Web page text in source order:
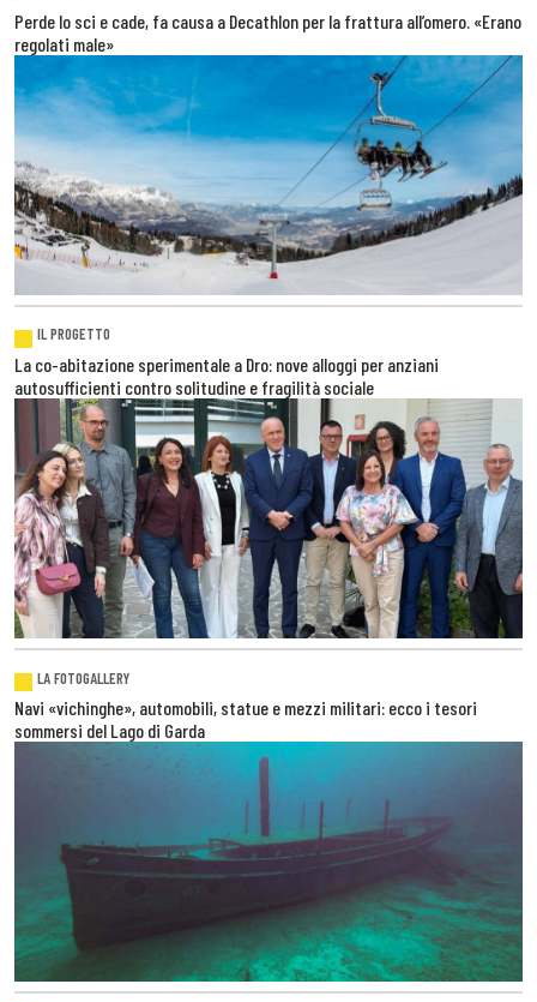
Perde lo sci e cade, fa causa a Decathlon per la frattura all’omero. «Erano
regolati male»
IL PROGETTO
La co-abitazione sperimentale a Dro: nove alloggi per anziani
autosufficienti contro solitudine e fragilità sociale
LA FOTOGALLERY
Navi «vichinghe», automobili, statue e mezzi militari: ecco i tesori
sommersi del Lago di Garda